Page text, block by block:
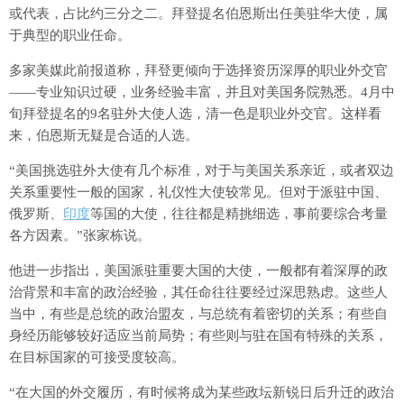
或代表，占比约三分之二。拜登提名伯恩斯出任美驻华大使，属
于典型的职业任命。
多家美媒此前报道称，拜登更倾向于选择资历深厚的职业外交官
——专业知识过硬，业务经验丰富，并且对美国务院熟悉。4月中
旬拜登提名的9名驻外大使人选，清一色是职业外交官。这样看
来，伯恩斯无疑是合适的人选。
“美国挑选驻外大使有几个标准，对于与美国关系亲近，或者双边
关系重要性一般的国家，礼仪性大使较常见。但对于派驻中国、
俄罗斯、 印度等国的大使，往往都是精挑细选，事前要综合考量
各方因素。”张家栋说。
他进一步指出，美国派驻重要大国的大使，一般都有着深厚的政
治背景和丰富的政治经验，其任命往往要经过深思熟虑。这些人
当中，有些是总统的政治盟友，与总统有着密切的关系；有些自
身经历能够较好适应当前局势；有些则与驻在国有特殊的关系，
在目标国家的可接受度较高。
“在大国的外交履历，有时候将成为某些政坛新锐日后升迁的政治